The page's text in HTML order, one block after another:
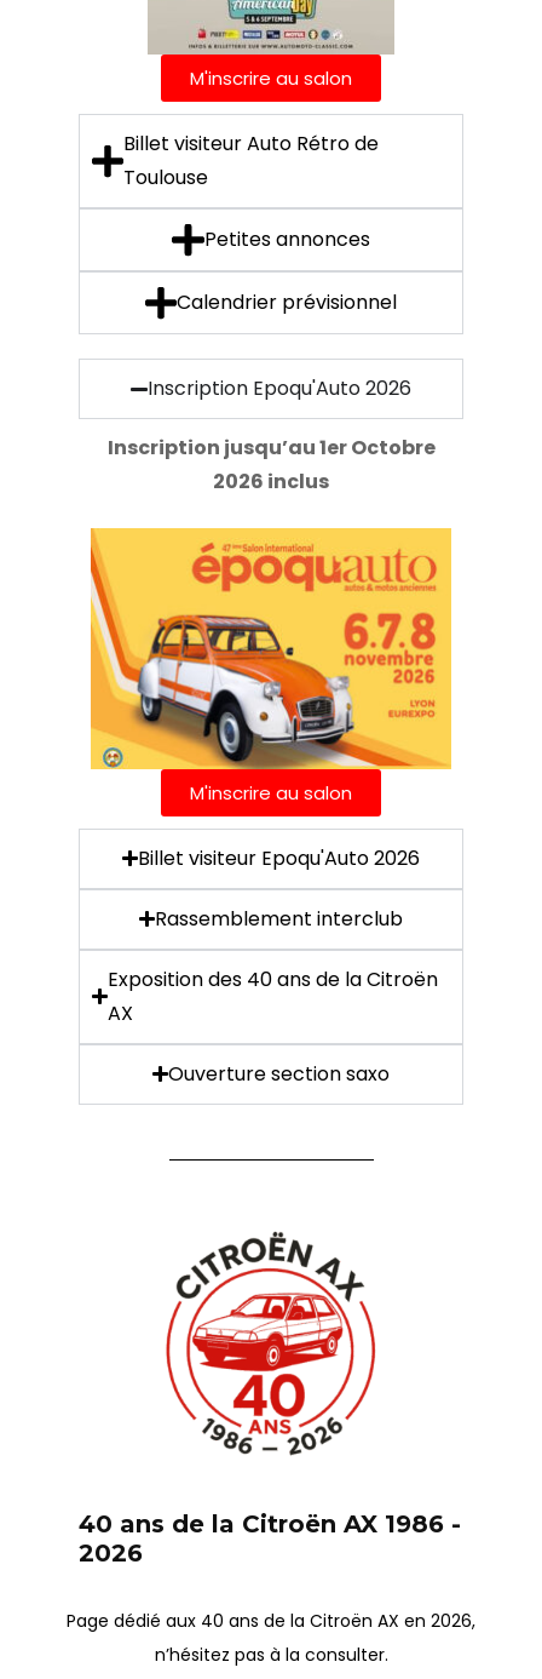
M'inscrire au salon
Billet visiteur Auto Rétro de
Toulouse
Petites annonces
Calendrier prévisionnel
Inscription Epoqu'Auto 2026
Inscription jusqu’au 1er Octobre
2026 inclus
M'inscrire au salon
Billet visiteur Epoqu'Auto 2026
Rassemblement interclub
Exposition des 40 ans de la Citroën
AX
Ouverture section saxo
40 ans de la Citroën AX 1986 -
2026
Page dédié aux 40 ans de la Citroën AX en 2026,
n’hésitez pas à la consulter.